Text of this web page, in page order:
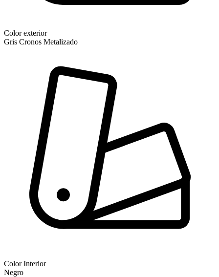
Color exterior
Gris Cronos Metalizado
Color Interior
Negro